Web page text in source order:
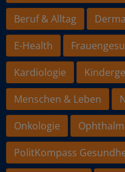
Beruf & Alltag
E-Health
Kardiologie
Menschen & Leben
Onkologie
PolitKompass